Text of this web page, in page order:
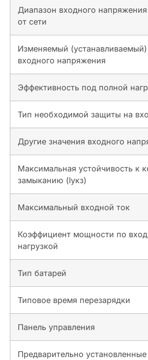
Диапазон входного
от сети
Изменяемый
входного напряжения
Эффективность под полной
Тип необходимой защиты на
Другие значения входного
Максимальная устойчивость к
замыканию (Iукз)
Максимальный входной ток
Коэффициент мощности по
нагрузкой
Тип батарей
Типовое время перезарядки
Панель управления
Предварительно